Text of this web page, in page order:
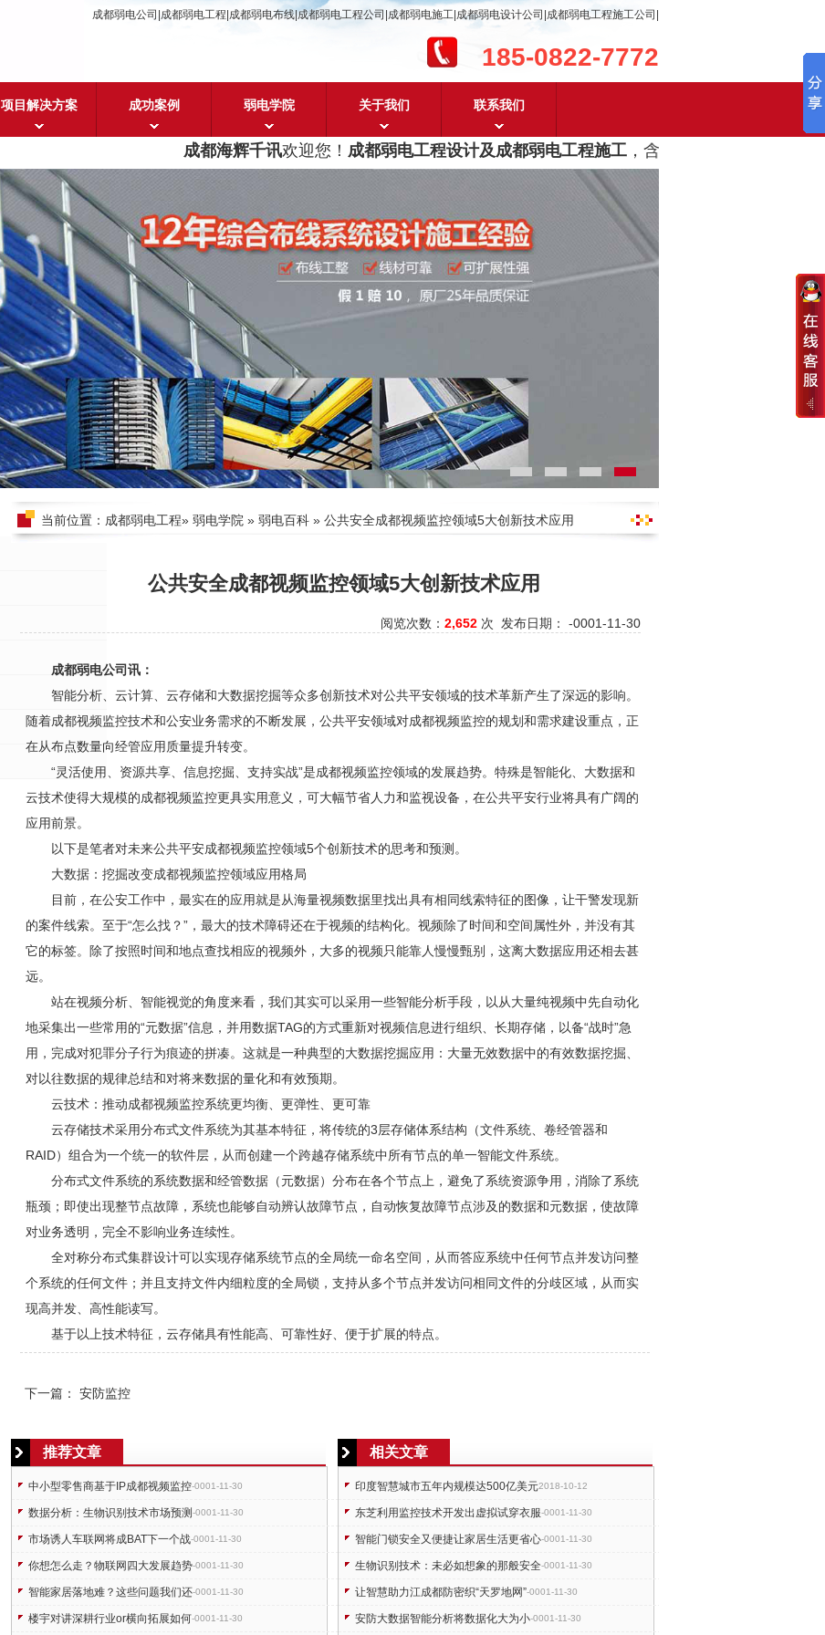
成都弱电公司|成都弱电工程|成都弱电布线|成都弱电工程公司|成都弱电施工|成都弱电设计公司|成都弱电工程施工公司|
185-0822-7772
项目解决方案 成功案例 弱电学院 关于我们 联系我们
成都海辉千讯欢迎您！成都弱电工程设计及成都弱电工程施工，含 安防监控，系统集成，
当前位置： 成都弱电工程» 弱电学院 » 弱电百科 » 公共安全成都视频监控领域5大创新技术应用
公共安全成都视频监控领域5大创新技术应用
阅览次数： 2,652 次 发布日期： -0001-11-30
成都弱电公司讯：
智能分析、云计算、云存储和大数据挖掘等众多创新技术对公共平安领域的技术革新产生了深远的影响。
随着成都视频监控技术和公安业务需求的不断发展，公共平安领域对成都视频监控的规划和需求建设重点，正
在从布点数量向经管应用质量提升转变。
“灵活使用、资源共享、信息挖掘、支持实战”是成都视频监控领域的发展趋势。特殊是智能化、大数据和
云技术使得大规模的成都视频监控更具实用意义，可大幅节省人力和监视设备，在公共平安行业将具有广阔的
应用前景。
以下是笔者对未来公共平安成都视频监控领域5个创新技术的思考和预测。
大数据：挖掘改变成都视频监控领域应用格局
目前，在公安工作中，最实在的应用就是从海量视频数据里找出具有相同线索特征的图像，让干警发现新
的案件线索。至于“怎么找？”，最大的技术障碍还在于视频的结构化。视频除了时间和空间属性外，并没有其
它的标签。除了按照时间和地点查找相应的视频外，大多的视频只能靠人慢慢甄别，这离大数据应用还相去甚
远。
站在视频分析、智能视觉的角度来看，我们其实可以采用一些智能分析手段，以从大量纯视频中先自动化
地采集出一些常用的“元数据”信息，并用数据TAG的方式重新对视频信息进行组织、长期存储，以备“战时”急
用，完成对犯罪分子行为痕迹的拼凑。这就是一种典型的大数据挖掘应用：大量无效数据中的有效数据挖掘、
对以往数据的规律总结和对将来数据的量化和有效预期。
云技术：推动成都视频监控系统更均衡、更弹性、更可靠
云存储技术采用分布式文件系统为其基本特征，将传统的3层存储体系结构（文件系统、卷经管器和
RAID）组合为一个统一的软件层，从而创建一个跨越存储系统中所有节点的单一智能文件系统。
分布式文件系统的系统数据和经管数据（元数据）分布在各个节点上，避免了系统资源争用，消除了系统
瓶颈；即使出现整节点故障，系统也能够自动辨认故障节点，自动恢复故障节点涉及的数据和元数据，使故障
对业务透明，完全不影响业务连续性。
全对称分布式集群设计可以实现存储系统节点的全局统一命名空间，从而答应系统中任何节点并发访问整
个系统的任何文件；并且支持文件内细粒度的全局锁，支持从多个节点并发访问相同文件的分歧区域，从而实
现高并发、高性能读写。
基于以上技术特征，云存储具有性能高、可靠性好、便于扩展的特点。
下一篇： 安防监控
推荐文章
中小型零售商基于IP成都视频监控-0001-11-30
数据分析：生物识别技术市场预测-0001-11-30
市场诱人车联网将成BAT下一个战-0001-11-30
你想怎么走？物联网四大发展趋势-0001-11-30
智能家居落地难？这些问题我们还-0001-11-30
楼宇对讲深耕行业or横向拓展如何-0001-11-30
相关文章
印度智慧城市五年内规模达500亿美元2018-10-12
东芝利用监控技术开发出虚拟试穿衣服-0001-11-30
智能门锁安全又便捷让家居生活更省心-0001-11-30
生物识别技术：未必如想象的那般安全-0001-11-30
让智慧助力江成都防密织“天罗地网”-0001-11-30
安防大数据智能分析将数据化大为小-0001-11-30